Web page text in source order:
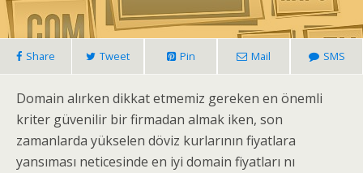
Share Tweet Pin Mail SMS
Domain alırken dikkat etmemiz gereken en önemli
kriter güvenilir bir firmadan almak iken, son
zamanlarda yükselen döviz kurlarının fiyatlara
yansıması neticesinde en iyi domain fiyatları nı